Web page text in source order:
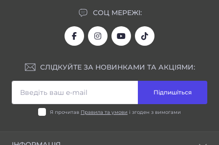
СОЦ МЕРЕЖІ:
СЛІДКУЙТЕ ЗА НОВИНКАМИ ТА АКЦІЯМИ:
Підпишіться
Я прочитав Правила та умови і згоден з вимогами